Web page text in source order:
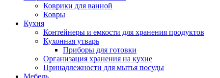
Коврики для ванной
Ковры
Кухня
Контейнеры и емкости для хранения продуктов
Кухонная утварь
Приборы для готовки
Организация хранения на кухне
Принадлежности для мытья посуды
Мебель